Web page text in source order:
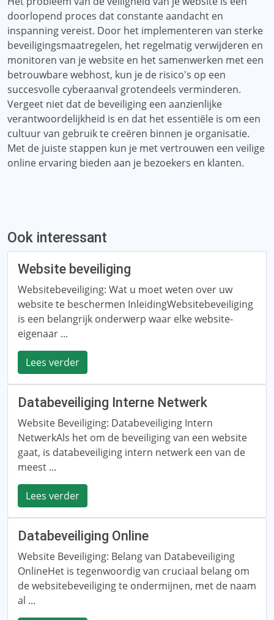
doorlopend proces dat constante aandacht en
inspanning vereist. Door het implementeren van sterke
beveiligingsmaatregelen, het regelmatig verwijderen en
monitoren van je website en het samenwerken met een
betrouwbare webhost, kun je de risico's op een
succesvolle cyberaanval grotendeels verminderen.
Vergeet niet dat de beveiliging een aanzienlijke
verantwoordelijkheid is en dat het essentiële is om een ​​
cultuur van gebruik te creëren binnen je organisatie.
Met de juiste stappen kun je met vertrouwen een veilige
online ervaring bieden aan je bezoekers en klanten.
Ook interessant
Website beveiliging
Websitebeveiliging: Wat u moet weten over uw
website te beschermen InleidingWebsitebeveiliging
is een belangrijk onderwerp waar elke website-
eigenaar ...
Lees verder
Databeveiliging Interne Netwerk
Website Beveiliging: Databeveiliging Intern
NetwerkAls het om de beveiliging van een website
gaat, is databeveiliging intern netwerk een van de
meest ...
Lees verder
Databeveiliging Online
Website Beveiliging: Belang van Databeveiliging
OnlineHet is tegenwoordig van cruciaal belang om
de websitebeveiliging te ondermijnen, met de naam
al ...